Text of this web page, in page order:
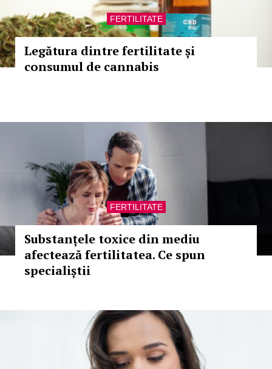
FERTILITATE
Legătura dintre fertilitate și
consumul de cannabis
FERTILITATE
Substanțele toxice din mediu
afectează fertilitatea. Ce spun
specialiștii